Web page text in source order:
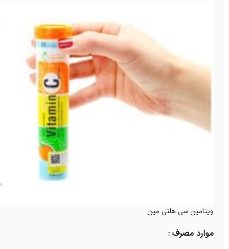
ویتامین سی هلثی مین
موارد مصرف :